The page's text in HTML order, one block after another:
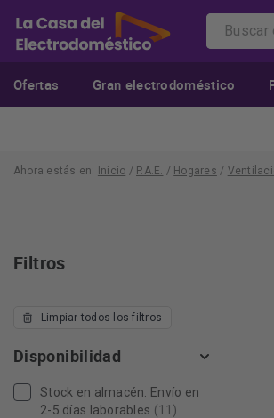
Ofertas Gran electrodoméstico
Ahora estás en: Inicio / P.A.E. / Hogares /
Filtros
Limpiar todos los filtros
Disponibilidad
Stock en almacén. Envío en
2-5 días laborables (11)